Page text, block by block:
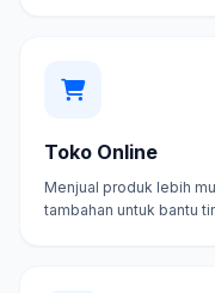
Toko Online
Menjual produk lebih
tambahan untuk bantu